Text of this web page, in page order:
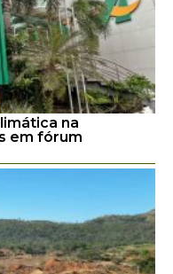
na
em fórum